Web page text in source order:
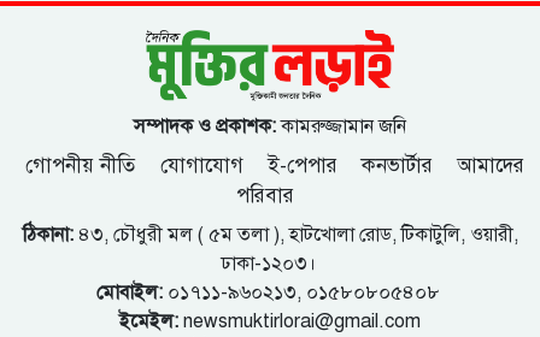
সম্পাদক ও প্রকাশক:কামরুজ্জামান জনি
গোপনীয় নীতি যোগাযোগ ই-পেপার কনভার্টার
আমাদের
পরিবার
ঠিকানা:৪৩, চৌধুরী মল ( ৫ম তলা ), হাটখোলা রোড, টিকাটুলি, ওয়ারী,
ঢাকা-১২০৩।
মোবাইল:০১৭১১-৯৬০২১৩, ০১৫৮০৮০৫৪০৮
ইমেইল: newsmuktirlorai@gmail.com